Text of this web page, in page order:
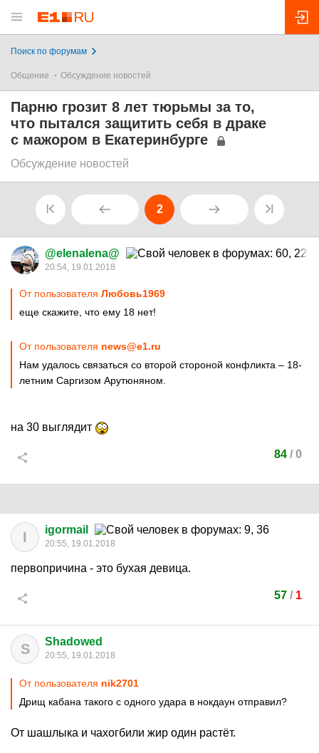
Поиск по форумам
Общение Обсуждение новостей
Парню грозит 8 лет тюрьмы за то,
что пытался защитить себя в драке
с мажором в Екатеринбурге
Обсуждение новостей
2
@elenalena@
20:54, 19.01.2018
От пользователя Любовь1969
еще скажите, что ему 18 нет!
От пользователя news@e1.ru
Нам удалось связаться со второй стороной конфликта – 18-
летним Саргизом Арутюняном.
на 30 выглядит
84 / 0
I igormail
20:55, 19.01.2018
первопричина - это бухая девица.
57 / 1
S Shadowed
20:55, 19.01.2018
От пользователя nik2701
Дрищ кабана такого с одного удара в нокдаун отправил?
От шашлыка и чахогбили жир один растёт.